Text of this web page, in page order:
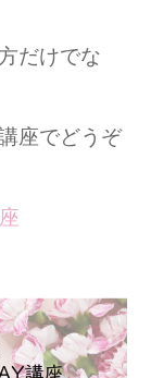
だけでな
座でどうぞ